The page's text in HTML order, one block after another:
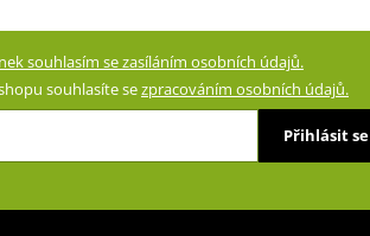
souhlasím se zasíláním osobních údajů.
souhlasíte sezpracováním osobních údajů.
Přihlásit se